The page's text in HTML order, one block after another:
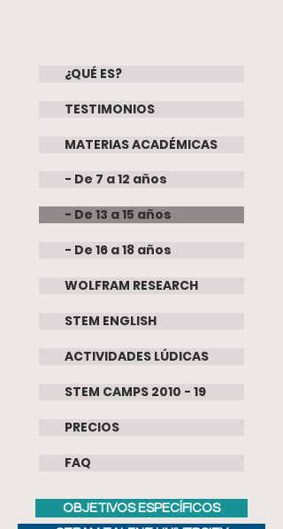
¿QUÉ ES?
TESTIMONIOS
MATERIAS ACADÉMICAS
- De 7 a 12 años
- De 13 a 15 años
- De 16 a 18 años
WOLFRAM RESEARCH
STEM ENGLISH
ACTIVIDADES LÚDICAS
STEM CAMPS 2010 - 19
PRECIOS
FAQ
OBJETIVOS ESPECÍFICOS